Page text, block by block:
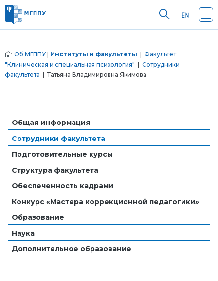
Об МГППУ Институты и факультеты
Факультет
"Клиническая и специальная психология"
Сотрудники
факультета | Татьяна Владимировна Якимова
Общая информация
Сотрудники факультета
Подготовительные курсы
Структура факультета
Обеспеченность кадрами
Конкурс «Мастера коррекционной педагогики»
Образование
Наука
Дополнительное образование